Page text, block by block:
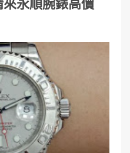
永順腕錶高價